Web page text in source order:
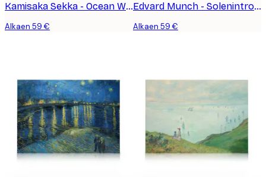
Kamisaka Sekka - Ocean Waves From Momoyogusa Kanvaasi
Alkaen 59 €
Edvard Munch - Solenintro Kanvaasi
Alkaen 59 €